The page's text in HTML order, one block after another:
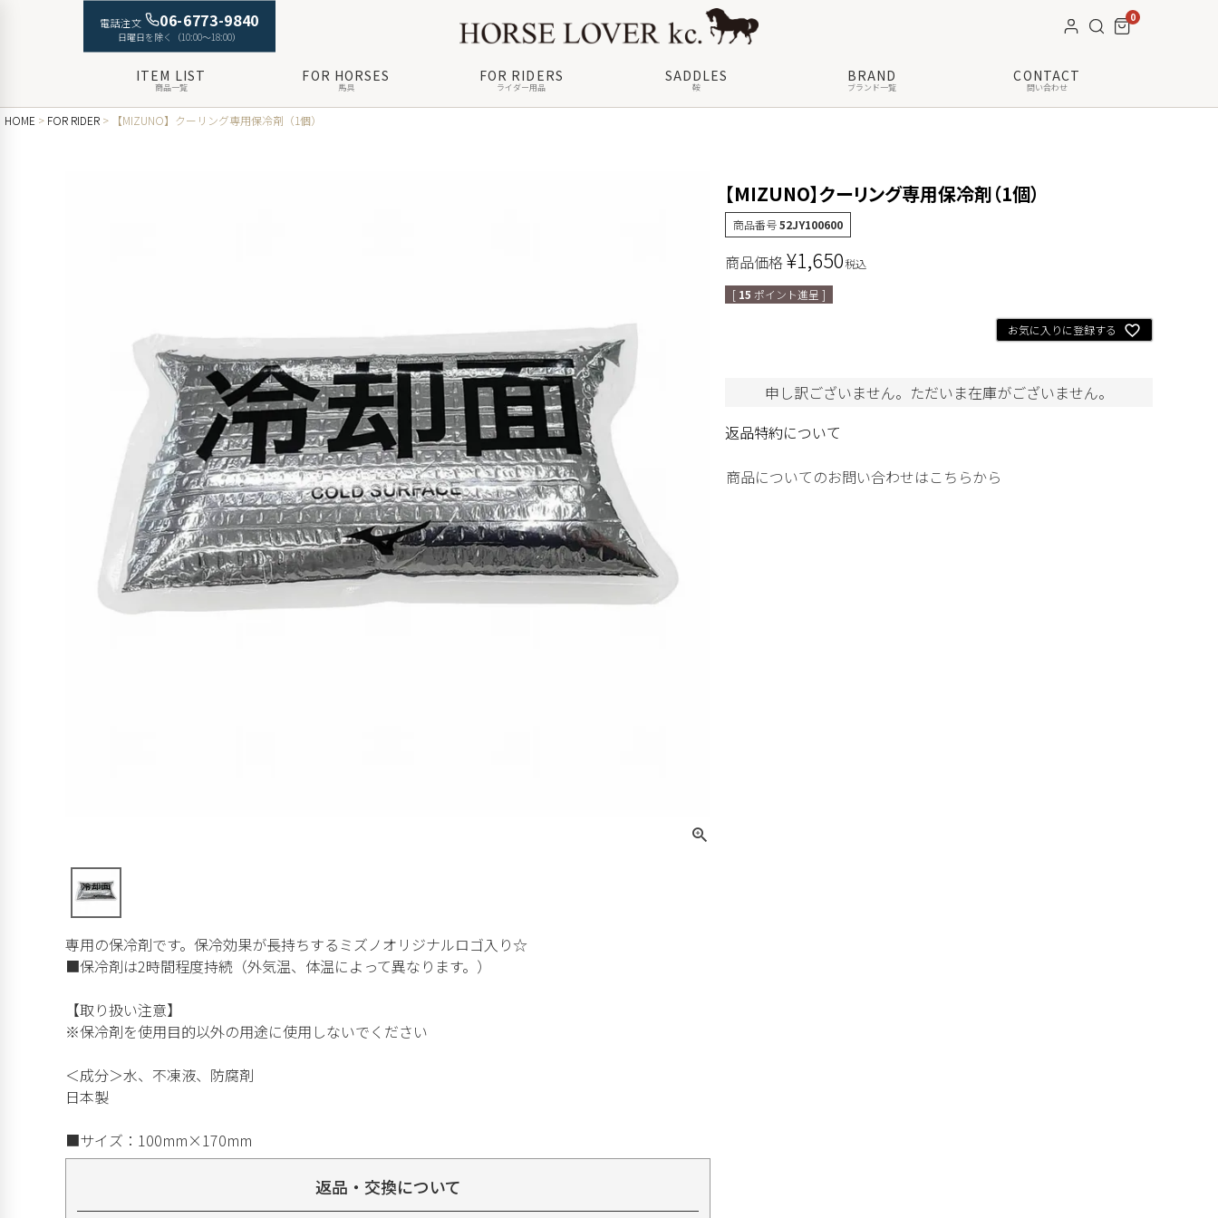
電話注文 06-6773-9840
日曜日を除く（10:00〜18:00）
0
ITEM LIST
商品一覧
FOR HORSES
馬具
FOR RIDERS
ライダー用品
SADDLES
鞍
BRAND
ブランド一覧
CONTACT
問い合わせ
HOME FOR RIDER 【MIZUNO】クーリング専用保冷剤（1個）
専用の保冷剤です。保冷効果が長持ちするミズノオリジナルロゴ入り☆
■保冷剤は2時間程度持続（外気温、体温によって異なります。）
【取り扱い注意】
※保冷剤を使用目的以外の用途に使用しないでください
＜成分＞水、不凍液、防腐剤
日本製
■サイズ：100mm×170mm
返品・交換について
【MIZUNO】クーリング専用保冷剤（1個）
商品番号52JY100600
商品価格¥1,650税込
[ 15 ポイント進呈 ]
お気に入りに登録する
申し訳ございません。ただいま在庫がございません。
返品特約について
商品についてのお問い合わせはこちらから